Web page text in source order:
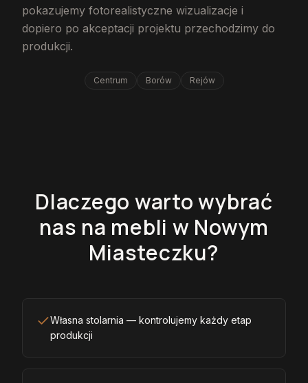
pokazujemy fotorealistyczne wizualizacje i
dopiero po akceptacji projektu przechodzimy do
produkcji.
Centrum Borów Rejów
Dlaczego warto wybrać
nas na mebli w Nowym
Miasteczku?
Własna stolarnia — kontrolujemy każdy etap
produkcji